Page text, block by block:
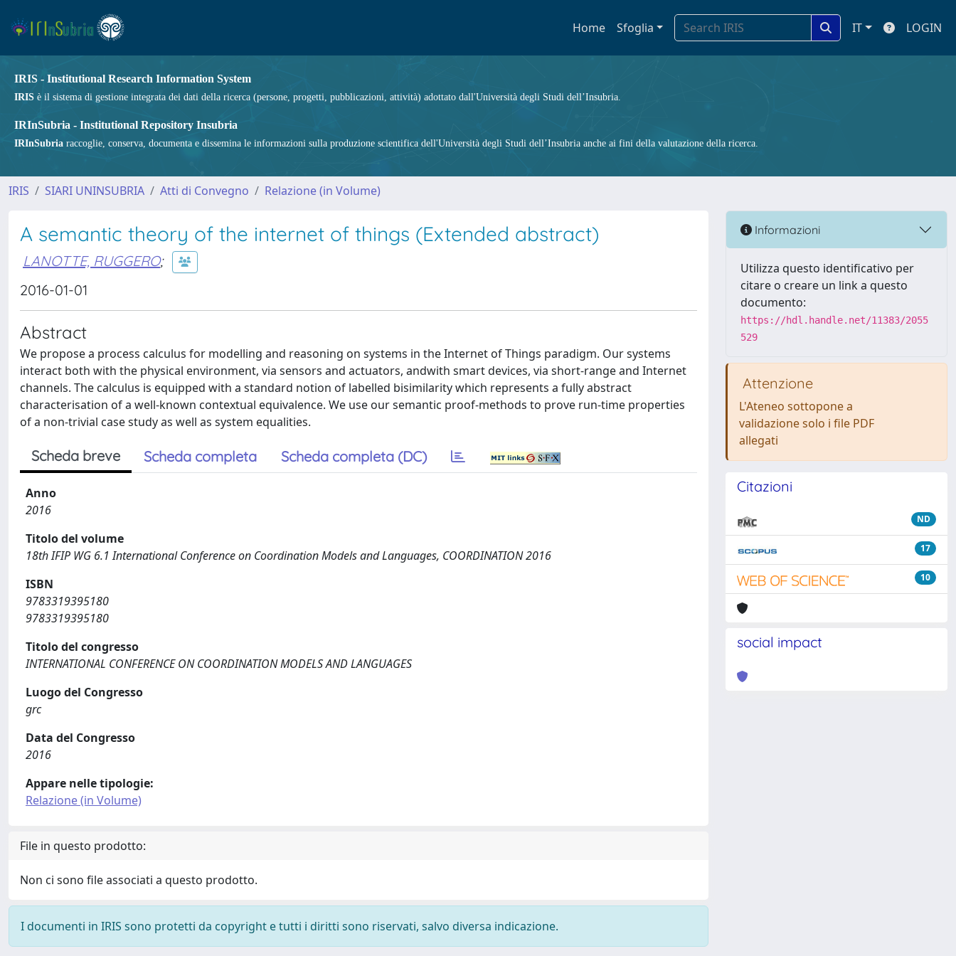
Home Sfoglia IT LOGIN
IRIS - Institutional Research Information System
IRIS è il sistema di gestione integrata dei dati della ricerca (persone, progetti, pubblicazioni, attività) adottato dall'Università degli Studi dell’Insubria.
IRInSubria - Institutional Repository Insubria
IRInSubria raccoglie, conserva, documenta e dissemina le informazioni sulla produzione scientifica dell'Università degli Studi dell’Insubria anche ai fini della valutazione della ricerca.
IRIS SIARI UNINSUBRIA Atti di Convegno Relazione (in Volume)
A semantic theory of the internet of things (Extended abstract)
LANOTTE, RUGGERO;
2016-01-01
Abstract
We propose a process calculus for modelling and reasoning on systems in the Internet of Things paradigm. Our systems
interact both with the physical environment, via sensors and actuators, andwith smart devices, via short-range and Internet
channels. The calculus is equipped with a standard notion of labelled bisimilarity which represents a fully abstract
characterisation of a well-known contextual equivalence. We use our semantic proof-methods to prove run-time properties
of a non-trivial case study as well as system equalities.
Scheda breve Scheda completa Scheda completa (DC)
Anno
2016
Titolo del volume
18th IFIP WG 6.1 International Conference on Coordination Models and Languages, COORDINATION 2016
ISBN
9783319395180
9783319395180
Titolo del congresso
INTERNATIONAL CONFERENCE ON COORDINATION MODELS AND LANGUAGES
Luogo del Congresso
grc
Data del Congresso
2016
Appare nelle tipologie:
Relazione (in Volume)
File in questo prodotto:
Non ci sono file associati a questo prodotto.
I documenti in IRIS sono protetti da copyright e tutti i diritti sono riservati, salvo diversa indicazione.
Informazioni
Utilizza questo identificativo per
citare o creare un link a questo
documento:
https://hdl.handle.net/11383/2055
529
Attenzione
L'Ateneo sottopone a
validazione solo i file PDF
allegati
Citazioni
ND
17
10
social impact